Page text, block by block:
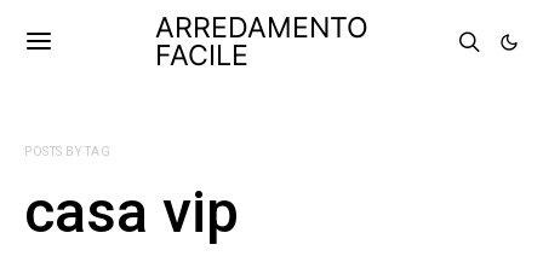
ARREDAMENTO
FACILE
POSTS BY TAG
casa vip